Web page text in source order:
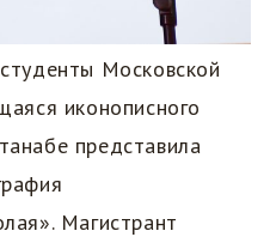
Московской
иконописного
представила
Магистрант